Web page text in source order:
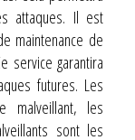
attaques. Il est
maintenance de
service garantira
futures. Les
malveillant, les
sont les